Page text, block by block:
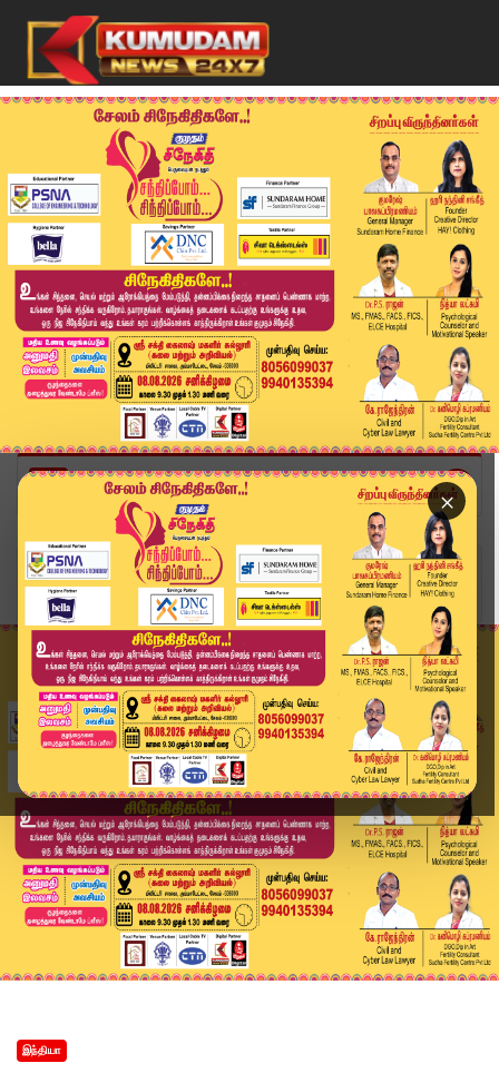
×
Home
இந்தியா
ஜனநாயகத்துக்கு எதிரான சவால்... அவசரநிலையை பாடமா...
இந்தியா